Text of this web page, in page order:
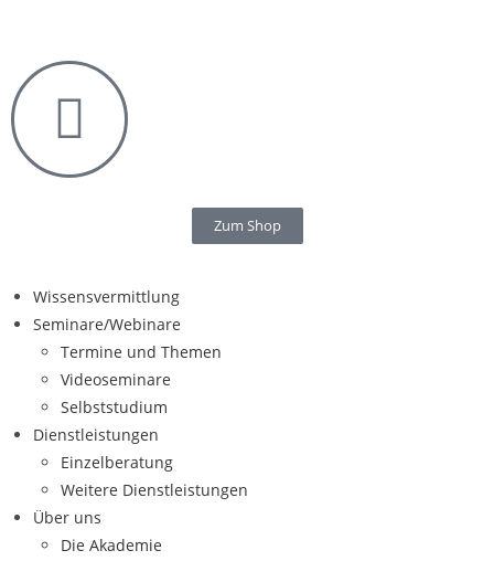
Zum Shop
Wissensvermittlung
Seminare/Webinare
Termine und Themen
Videoseminare
Selbststudium
Dienstleistungen
Einzelberatung
Weitere Dienstleistungen
Über uns
Die Akademie